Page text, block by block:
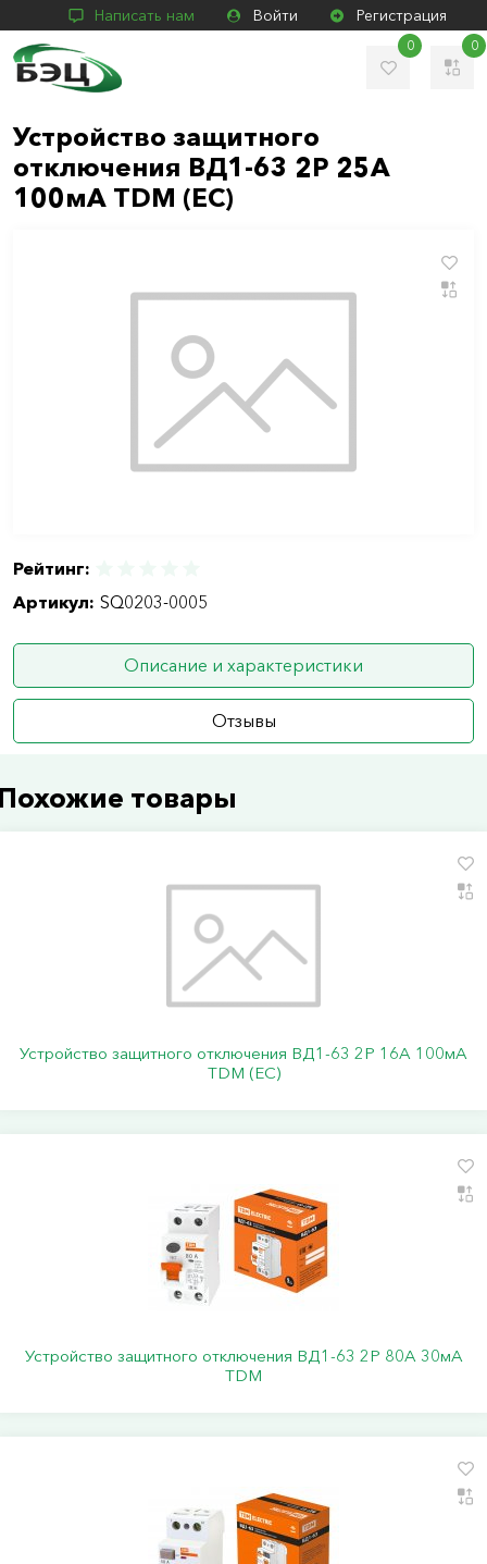
Написать нам Войти Регистрация
0 0
Устройство защитного
отключения ВД1-63 2Р 25А
100мА TDM (ЕС)
Рейтинг:
Артикул: SQ0203-0005
Описание и характеристики
Отзывы
товары
Устройство защитного отключения ВД1-63 2Р 16А 100мА
TDM (ЕС)
Устройство защитного отключения ВД1-63 2Р 80А 30мА
TDM